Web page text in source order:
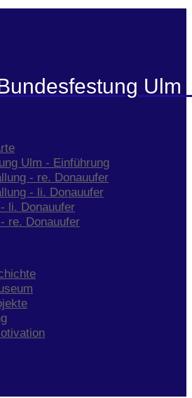
Ulm
Ulm - Einführung
- re. Donauufer
- li. Donauufer
li. Donauufer
re. Donauufer